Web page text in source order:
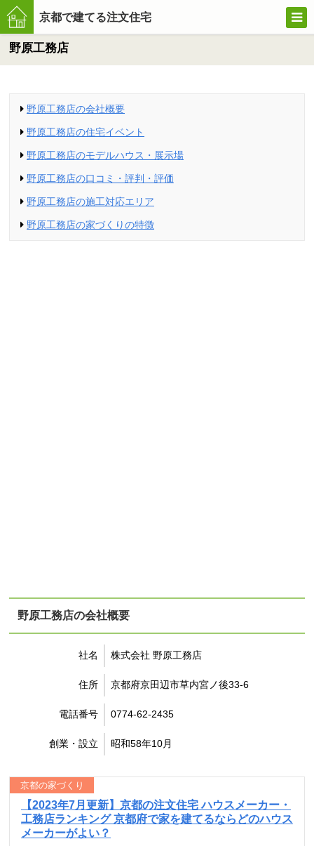
京都で建てる注文住宅
注文住
野原工務店
野原工務店の会社概要
野原工務店の住宅イベント
野原工務店のモデルハウス・展示場
野原工務店の口コミ・評判・評価
野原工務店の施工対応エリア
野原工務店の家づくりの特徴
野原工務店の会社概要
社名 株式会社 野原工務店
住所 京都府京田辺市草内宮ノ後33-6
電話番号 0774-62-2435
創業・設立 昭和58年10月
【2023年7月更新】京都の注文住宅 ハウスメーカー・
工務店ランキング 京都府で家を建てるならどのハウス
メーカーがよい？
京都の家づくり